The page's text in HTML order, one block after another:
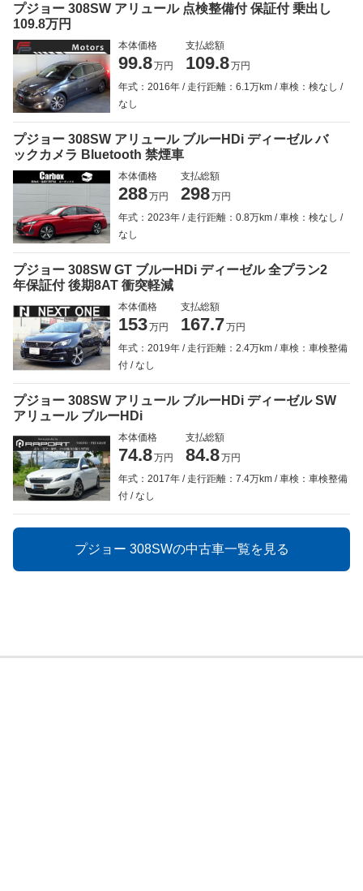
プジョー 308SW アリュール 点検整備付 保証付 乗出し
109.8万円
本体価格
99.8万円
支払総額
109.8万円
年式：2016年
走行距離：6.1万km
車検：検なし
なし
プジョー 308SW アリュール ブルーHDi ディーゼル バ
ックカメラ Bluetooth 禁煙車
本体価格
288万円
支払総額
298万円
年式：2023年
走行距離：0.8万km
車検：検なし
なし
プジョー 308SW GT ブルーHDi ディーゼル 全プラン2
年保証付 後期8AT 衝突軽減
本体価格
153万円
支払総額
167.7万円
年式：2019年
走行距離：2.4万km
車検：車検整備
付
なし
プジョー 308SW アリュール ブルーHDi ディーゼル SW
アリュール ブルーHDi
本体価格
74.8万円
支払総額
84.8万円
年式：2017年
走行距離：7.4万km
車検：車検整備
付
なし
プジョー 308SWの中古車一覧を見る